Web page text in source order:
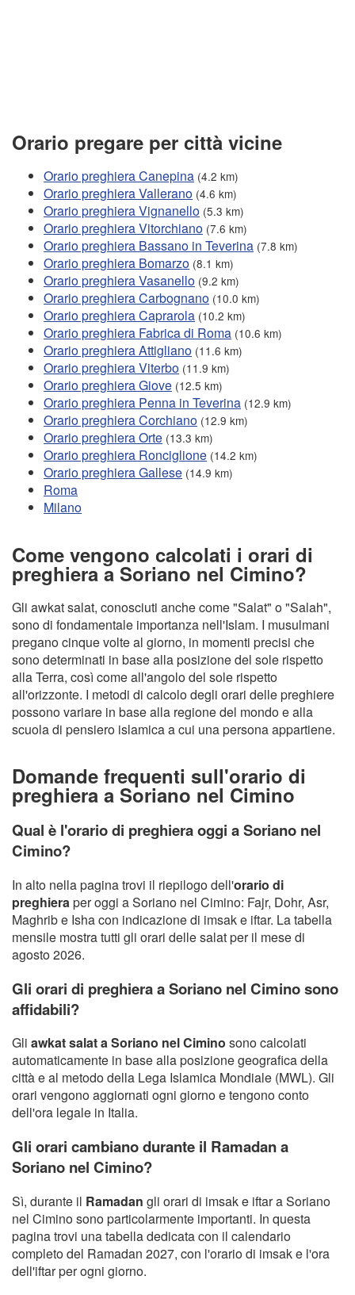
Orario pregare per città vicine
Orario preghiera Canepina (4.2 km)
Orario preghiera Vallerano (4.6 km)
Orario preghiera Vignanello (5.3 km)
Orario preghiera Vitorchiano (7.6 km)
Orario preghiera Bassano in Teverina (7.8 km)
Orario preghiera Bomarzo (8.1 km)
Orario preghiera Vasanello (9.2 km)
Orario preghiera Carbognano (10.0 km)
Orario preghiera Caprarola (10.2 km)
Orario preghiera Fabrica di Roma (10.6 km)
Orario preghiera Attigliano (11.6 km)
Orario preghiera Viterbo (11.9 km)
Orario preghiera Giove (12.5 km)
Orario preghiera Penna in Teverina (12.9 km)
Orario preghiera Corchiano (12.9 km)
Orario preghiera Orte (13.3 km)
Orario preghiera Ronciglione (14.2 km)
Orario preghiera Gallese (14.9 km)
Roma
Milano
Come vengono calcolati i orari di
preghiera a Soriano nel Cimino?
Gli awkat salat, conosciuti anche come "Salat" o "Salah",
sono di fondamentale importanza nell'Islam. I musulmani
pregano cinque volte al giorno, in momenti precisi che
sono determinati in base alla posizione del sole rispetto
alla Terra, così come all'angolo del sole rispetto
all'orizzonte. I metodi di calcolo degli orari delle preghiere
possono variare in base alla regione del mondo e alla
scuola di pensiero islamica a cui una persona appartiene.
Domande frequenti sull'orario di
preghiera a Soriano nel Cimino
Qual è l'orario di preghiera oggi a Soriano nel
Cimino?
In alto nella pagina trovi il riepilogo dell'orario di
preghieraper oggi a Soriano nel Cimino: Fajr, Dohr, Asr,
Maghrib e Isha con indicazione di imsak e iftar. La tabella
mensile mostra tutti gli orari delle salat per il mese di
agosto 2026.
Gli orari di preghiera a Soriano nel Cimino sono
affidabili?
Gli awkat salat a Soriano nel Cimino sono calcolati
automaticamente in base alla posizione geografica della
città e al metodo della Lega Islamica Mondiale (MWL). Gli
orari vengono aggiornati ogni giorno e tengono conto
dell'ora legale in Italia.
Gli orari cambiano durante il Ramadan a
Soriano nel Cimino?
Sì, durante il Ramadan gli orari di imsak e iftar a Soriano
nel Cimino sono particolarmente importanti. In questa
pagina trovi una tabella dedicata con il calendario
completo del Ramadan 2027, con l'orario di imsak e l'ora
dell'iftar per ogni giorno.